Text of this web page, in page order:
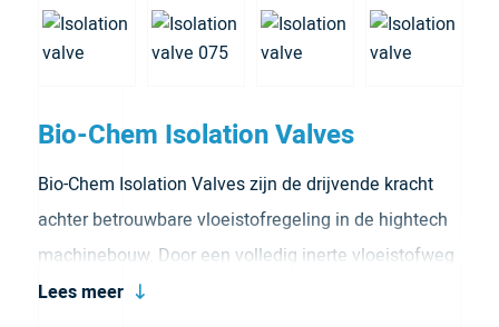
Bio-Chem Isolation Valves
Bio-Chem Isolation Valves zijn de drijvende kracht
achter betrouwbare vloeistofregeling in de hightech
machinebouw. Door een volledig inerte vloeistofweg
en superieure scheidingstechnologie bieden deze
Lees meer